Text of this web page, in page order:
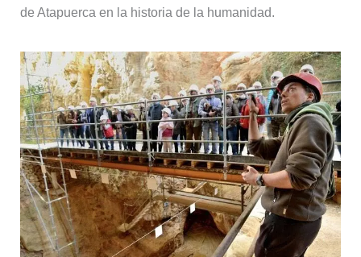
de Atapuerca en la historia de la humanidad.